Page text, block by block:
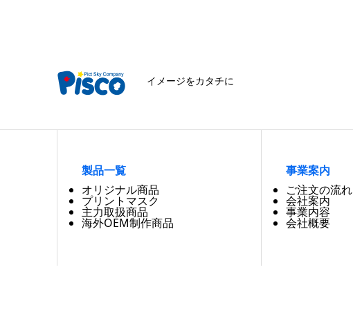
イメージをカタチに
製品一覧
オリジナル商品
プリントマスク
主力取扱商品
海外OEM制作商品
事業案内
ご注文の流れ
会社案内
事業内容
会社概要